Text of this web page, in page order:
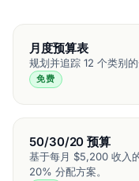
月度预算表
规划并追踪 12 个类别的
免费
50/30/20 预算
基于每月 $5,200 收入
20% 分配方案。